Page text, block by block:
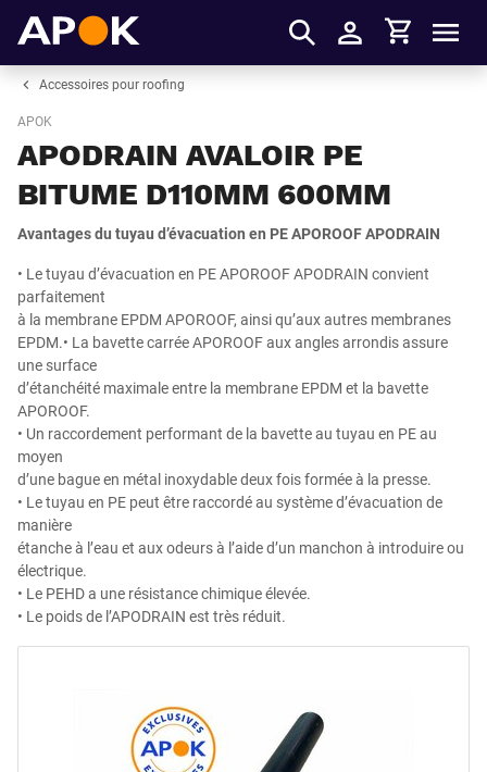
S'identifier
Panier
Accessoires pour roofing
APOK
APODRAIN AVALOIR PE
BITUME D110MM 600MM
Avantages du tuyau d’évacuation en PE APOROOF APODRAIN
• Le tuyau d’évacuation en PE APOROOF APODRAIN convient
parfaitement
à la membrane EPDM APOROOF, ainsi qu’aux autres membranes
EPDM.• La bavette carrée APOROOF aux angles arrondis assure
une surface
d’étanchéité maximale entre la membrane EPDM et la bavette
APOROOF.
• Un raccordement performant de la bavette au tuyau en PE au
moyen
d’une bague en métal inoxydable deux fois formée à la presse.
• Le tuyau en PE peut être raccordé au système d’évacuation de
manière
étanche à l’eau et aux odeurs à l’aide d’un manchon à introduire ou
électrique.
• Le PEHD a une résistance chimique élevée.
• Le poids de l’APODRAIN est très réduit.